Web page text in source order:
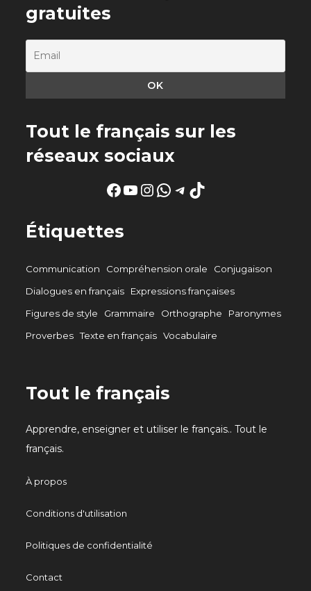
gratuites
Tout le français sur les
réseaux sociaux
Facebook
YouTube
Instagram
WhatsApp
Telegram
TikTok
Étiquettes
Communication Compréhension orale
Conjugaison
Dialogues en français
Expressions françaises
Figures de style
Grammaire Orthographe
Paronymes
Proverbes Texte en français Vocabulaire
Tout le français
Apprendre, enseigner et utiliser le français.. Tout le
français.
À propos
Conditions d'utilisation
Politiques de confidentialité
Contact